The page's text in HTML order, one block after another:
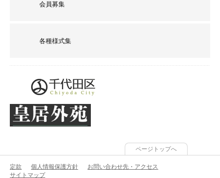
会員募集
各種様式集
ページトップへ
定款 個人情報保護方針
お問い合わせ先・アクセス
サイトマップ